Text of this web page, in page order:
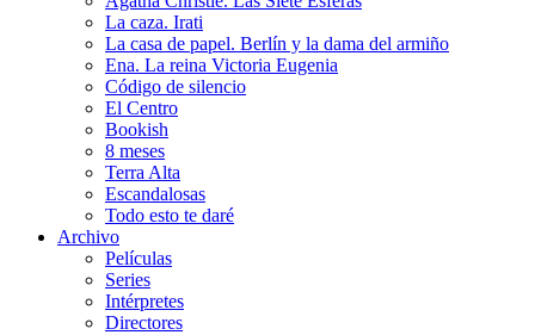
La caza. Irati
La casa de papel. Berlín y la dama del armiño
Ena. La reina Victoria Eugenia
Código de silencio
El Centro
Bookish
8 meses
Terra Alta
Escandalosas
Todo esto te daré
Archivo
Películas
Series
Intérpretes
Directores